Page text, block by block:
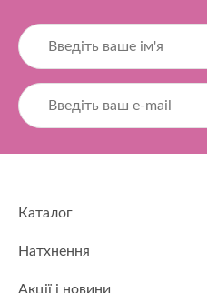
Каталог
Натхнення
Акції і новини